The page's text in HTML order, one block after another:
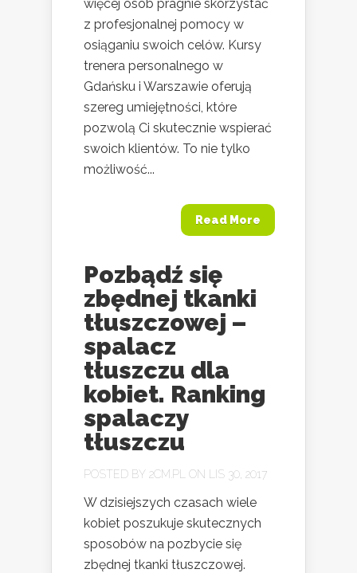
więcej osób pragnie skorzystać
z profesjonalnej pomocy w
osiąganiu swoich celów. Kursy
trenera personalnego w
Gdańsku i Warszawie oferują
szereg umiejętności, które
pozwolą Ci skutecznie wspierać
swoich klientów. To nie tylko
możliwość...
Read More
Pozbądź się
zbędnej tkanki
tłuszczowej –
spalacz
tłuszczu dla
kobiet. Ranking
spalaczy
tłuszczu
POSTED BY 2CM.PL ON LIS 30, 2017
W dzisiejszych czasach wiele
kobiet poszukuje skutecznych
sposobów na pozbycie się
zbędnej tkanki tłuszczowej.